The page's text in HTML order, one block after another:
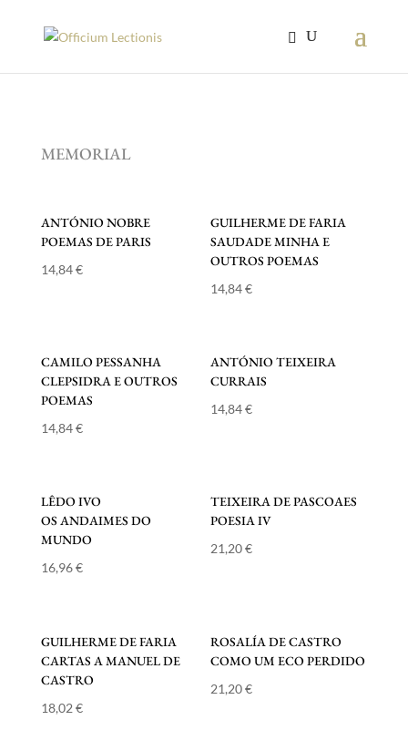
MEMORIAL
ANTÓNIO NOBRE
POEMAS DE PARIS
14,84€
GUILHERME DE FARIA
SAUDADE MINHA E
OUTROS POEMAS
14,84€
CAMILO PESSANHA
CLEPSIDRA E OUTROS
POEMAS
14,84€
ANTÓNIO TEIXEIRA
CURRAIS
14,84€
LÊDO IVO
OS ANDAIMES DO
MUNDO
16,96€
TEIXEIRA DE PASCOAES
POESIA IV
21,20€
GUILHERME DE FARIA
CARTAS A MANUEL DE
CASTRO
18,02 €
ROSALÍA DE CASTRO
COMO UM ECO PERDIDO
21,20€